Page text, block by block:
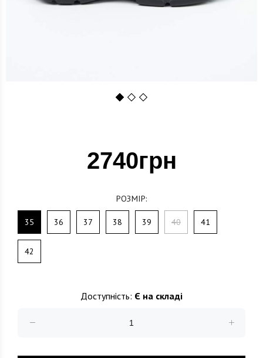
123
2740грн
РОЗМІР:
35 36 37 38 39 40 41
42
Доступність: Є на складі